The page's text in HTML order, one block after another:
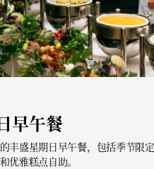
早午餐
丰盛星期日早午餐，包括季节限定
优雅糕点自助。